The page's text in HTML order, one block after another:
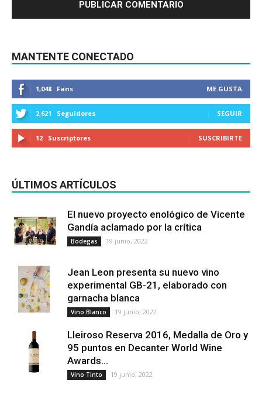
MANTENTE CONECTADO
1,048 Fans ME GUSTA
2,621 Seguidores SEGUIR
12 Suscriptores SUSCRIBIRTE
ÚLTIMOS ARTÍCULOS
El nuevo proyecto enológico de Vicente
Gandía aclamado por la crítica
Bodegas 19 junio, 2022
Jean Leon presenta su nuevo vino
experimental GB-21, elaborado con
garnacha blanca
Vino Blanco 19 junio, 2022
Lleiroso Reserva 2016, Medalla de Oro y
95 puntos en Decanter World Wine
Awards...
Vino Tinto 19 junio, 2022